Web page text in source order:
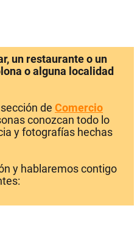
un restaurante o un
o alguna localidad
de Comercio
conozcan todo lo
y fotografías hechas
y hablaremos contigo